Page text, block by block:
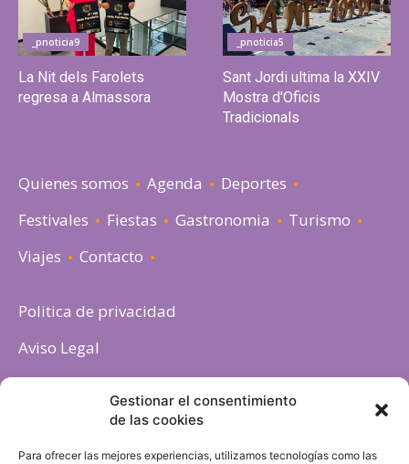
Gestionar el consentimiento
de las cookies
Para ofrecer las mejores experiencias, utilizamos tecnologías como las
_pnoticia9
La Nit dels Farolets
regresa a Almassora
_pnoticia5
Sant Jordi ultima la XXIV
Mostra d'Oficis
Tradicionals
Quienes somos Agenda
Deportes
Festivales
Fiestas Gastronomia
Turismo
Viajes
Contacto
Politica de privacidad
Aviso Legal
Política de cookies